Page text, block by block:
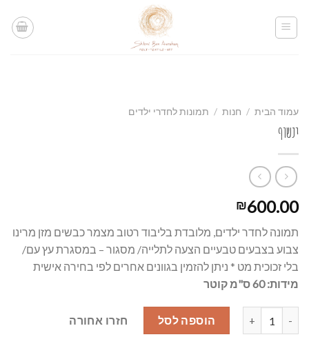
content
עמוד הבית / חנות / תמונות לחדרי ילדים
ינשוף
₪600.00
תמונה לחדר ילדים, מלובדת בליבוד רטוב מצמר כבשים מזן מרינו
צבוע בצבעים טבעיים הצעה לתלייה/ מסגור – במסגרת עץ עם/
בלי זכוכית מט * ניתן להזמין בגוונים אחרים לפי בחירה אישית
מידות: 60 ס"מ קוטר
הוספה לסל חזרו אחורה